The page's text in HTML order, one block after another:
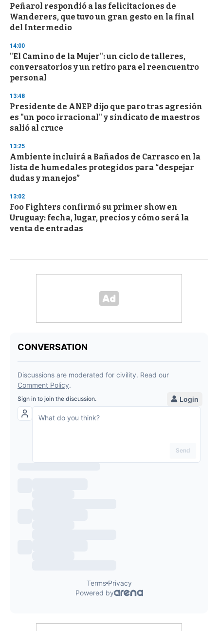
Peñarol respondió a las felicitaciones de
Wanderers, que tuvo un gran gesto en la final
del Intermedio
14:00
"El Camino de la Mujer": un ciclo de talleres,
conversatorios y un retiro para el reencuentro
personal
13:48
Presidente de ANEP dijo que paro tras agresión
es "un poco irracional" y sindicato de maestros
salió al cruce
13:25
Ambiente incluirá a Bañados de Carrasco en la
lista de humedales protegidos para “despejar
dudas y manejos”
13:02
Foo Fighters confirmó su primer show en
Uruguay: fecha, lugar, precios y cómo será la
venta de entradas